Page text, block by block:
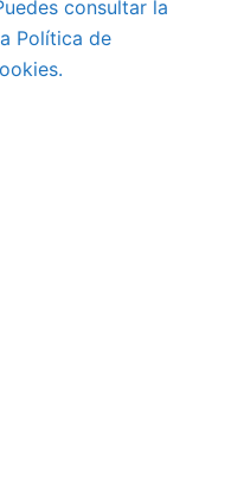
consultar la
Política de